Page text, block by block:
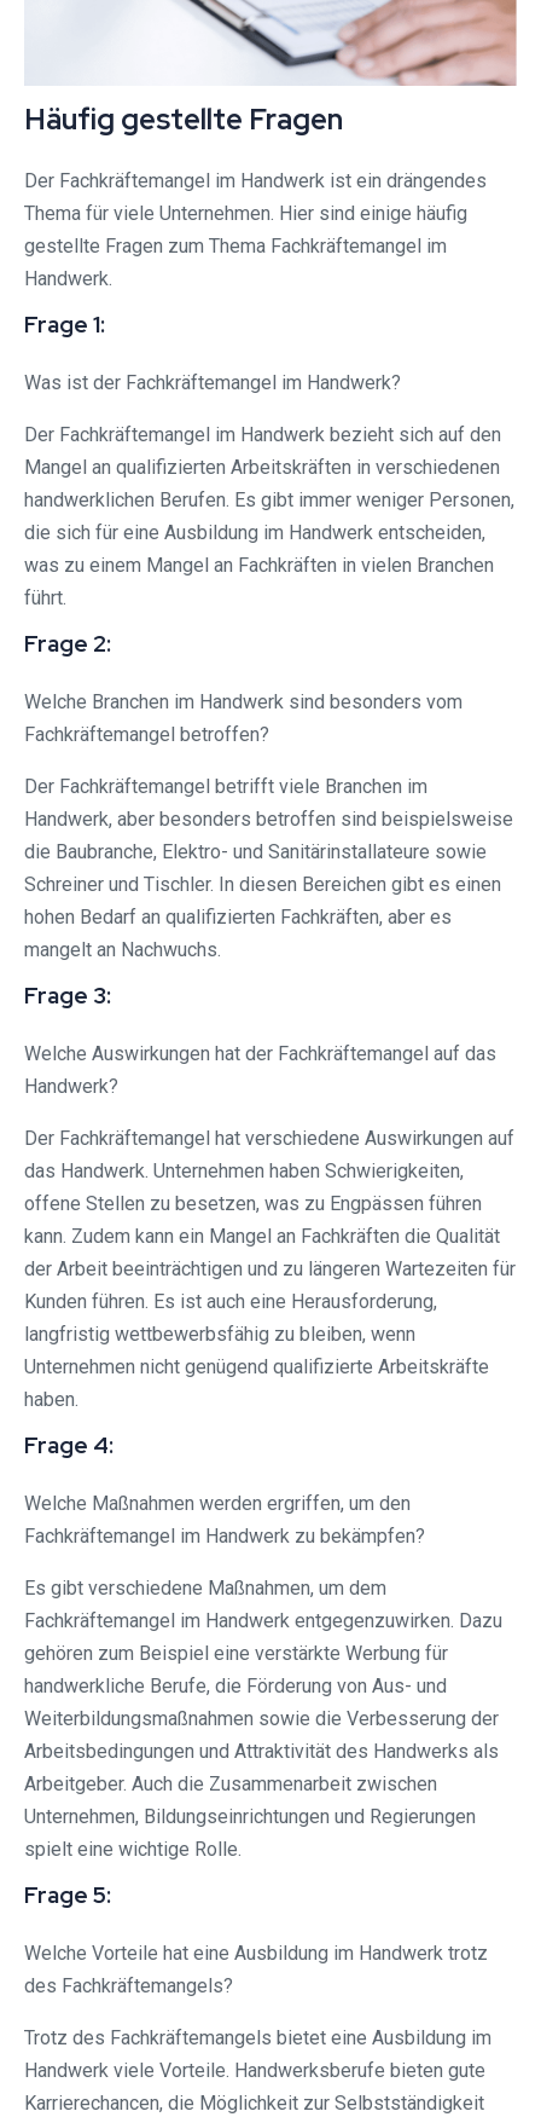
Häufig gestellte Fragen
Der Fachkräftemangel im Handwerk ist ein drängendes
Thema für viele Unternehmen. Hier sind einige häufig
gestellte Fragen zum Thema Fachkräftemangel im
Handwerk.
Frage 1:
Was ist der Fachkräftemangel im Handwerk?
Der Fachkräftemangel im Handwerk bezieht sich auf den
Mangel an qualifizierten Arbeitskräften in verschiedenen
handwerklichen Berufen. Es gibt immer weniger Personen,
die sich für eine Ausbildung im Handwerk entscheiden,
was zu einem Mangel an Fachkräften in vielen Branchen
führt.
Frage 2:
Welche Branchen im Handwerk sind besonders vom
Fachkräftemangel betroffen?
Der Fachkräftemangel betrifft viele Branchen im
Handwerk, aber besonders betroffen sind beispielsweise
die Baubranche, Elektro- und Sanitärinstallateure sowie
Schreiner und Tischler. In diesen Bereichen gibt es einen
hohen Bedarf an qualifizierten Fachkräften, aber es
mangelt an Nachwuchs.
Frage 3:
Welche Auswirkungen hat der Fachkräftemangel auf das
Handwerk?
Der Fachkräftemangel hat verschiedene Auswirkungen auf
das Handwerk. Unternehmen haben Schwierigkeiten,
offene Stellen zu besetzen, was zu Engpässen führen
kann. Zudem kann ein Mangel an Fachkräften die Qualität
der Arbeit beeinträchtigen und zu längeren Wartezeiten für
Kunden führen. Es ist auch eine Herausforderung,
langfristig wettbewerbsfähig zu bleiben, wenn
Unternehmen nicht genügend qualifizierte Arbeitskräfte
haben.
Frage 4:
Welche Maßnahmen werden ergriffen, um den
Fachkräftemangel im Handwerk zu bekämpfen?
Es gibt verschiedene Maßnahmen, um dem
Fachkräftemangel im Handwerk entgegenzuwirken. Dazu
gehören zum Beispiel eine verstärkte Werbung für
handwerkliche Berufe, die Förderung von Aus- und
Weiterbildungsmaßnahmen sowie die Verbesserung der
Arbeitsbedingungen und Attraktivität des Handwerks als
Arbeitgeber. Auch die Zusammenarbeit zwischen
Unternehmen, Bildungseinrichtungen und Regierungen
spielt eine wichtige Rolle.
Frage 5:
Welche Vorteile hat eine Ausbildung im Handwerk trotz
des Fachkräftemangels?
Trotz des Fachkräftemangels bietet eine Ausbildung im
Handwerk viele Vorteile. Handwerksberufe bieten gute
Karrierechancen, die Möglichkeit zur Selbstständigkeit